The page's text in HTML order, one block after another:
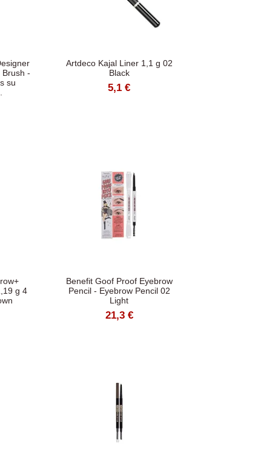
Brush -
su
Artdeco Kajal Liner 1,1 g 02
Black
5,1 €
g 4
Benefit Goof Proof Eyebrow
Pencil - Eyebrow Pencil 02
Light
21,3 €